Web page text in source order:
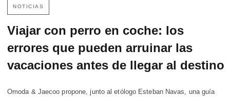
NOTICIAS
Viajar con perro en coche: los
errores que pueden arruinar las
vacaciones antes de llegar al destino
Omoda & Jaecoo propone, junto al etólogo Esteban Navas, una guía